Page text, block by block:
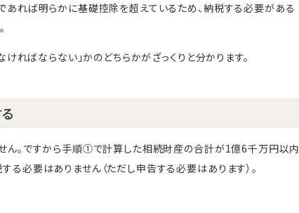
れば明らかに基礎控除を超えているため、納税する必要がある
ればならない」かのどちらかがざっくりと分かります。
。ですから手順①で計算した相続財産の合計が1億6千万円以内
必要はありません（ただし申告する必要はあります）。